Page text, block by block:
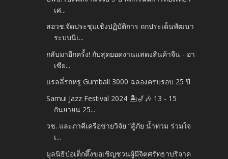
เศ...
สอวช.จัดประชุมเชิงปฏิบัติการ ถกประเด็นพัฒนา
ระบบนิเ...
กลับมาอีกครั้ง! กับสุดยอดงานแสดงสินค้าจีน - อา
เซีย...
แรลลี่รถหรู Gumball 3000 ฉลองครบรอบ 25 ปี
Samui Jazz Festival 2024 🏝🎷🎶 13 - 15
กันยายน 25...
วช. และภาคีเครือข่ายวิจัย “สู้ภัย น้ำท่วม ร่วมใจ
เ...
มูลนิธิป่อเต็กตึ๊งขอเชิญชวนผู้มีจิตศรัทธาบริจาค